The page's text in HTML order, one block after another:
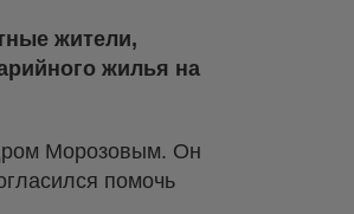
жители,
жилья на
Морозовым. Он
помочь